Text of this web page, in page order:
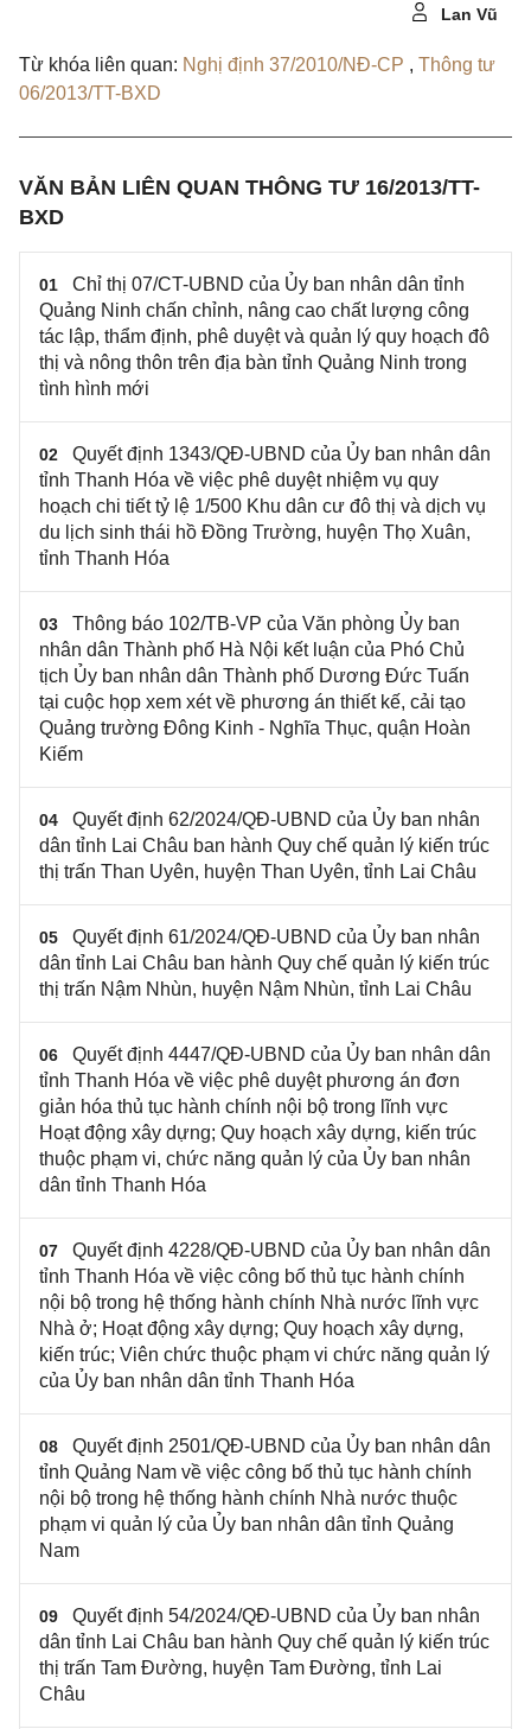
Lan Vũ
Từ khóa liên quan: Nghị định 37/2010/NĐ-CP , Thông tư
06/2013/TT-BXD
VĂN BẢN LIÊN QUAN THÔNG TƯ 16/2013/TT-
BXD
01
Chỉ thị 07/CT-UBND của Ủy ban nhân dân tỉnh
Quảng Ninh chấn chỉnh, nâng cao chất lượng công
tác lập, thẩm định, phê duyệt và quản lý quy hoạch đô
thị và nông thôn trên địa bàn tỉnh Quảng Ninh trong
tình hình mới
02
Quyết định 1343/QĐ-UBND của Ủy ban nhân dân
tỉnh Thanh Hóa về việc phê duyệt nhiệm vụ quy
hoạch chi tiết tỷ lệ 1/500 Khu dân cư đô thị và dịch vụ
du lịch sinh thái hồ Đồng Trường, huyện Thọ Xuân,
tỉnh Thanh Hóa
03
Thông báo 102/TB-VP của Văn phòng Ủy ban
nhân dân Thành phố Hà Nội kết luận của Phó Chủ
tịch Ủy ban nhân dân Thành phố Dương Đức Tuấn
tại cuộc họp xem xét về phương án thiết kế, cải tạo
Quảng trường Đông Kinh - Nghĩa Thục, quận Hoàn
Kiếm
04
Quyết định 62/2024/QĐ-UBND của Ủy ban nhân
dân tỉnh Lai Châu ban hành Quy chế quản lý kiến trúc
thị trấn Than Uyên, huyện Than Uyên, tỉnh Lai Châu
05
Quyết định 61/2024/QĐ-UBND của Ủy ban nhân
dân tỉnh Lai Châu ban hành Quy chế quản lý kiến trúc
thị trấn Nậm Nhùn, huyện Nậm Nhùn, tỉnh Lai Châu
06
Quyết định 4447/QĐ-UBND của Ủy ban nhân dân
tỉnh Thanh Hóa về việc phê duyệt phương án đơn
giản hóa thủ tục hành chính nội bộ trong lĩnh vực
Hoạt động xây dựng; Quy hoạch xây dựng, kiến trúc
thuộc phạm vi, chức năng quản lý của Ủy ban nhân
dân tỉnh Thanh Hóa
07
Quyết định 4228/QĐ-UBND của Ủy ban nhân dân
tỉnh Thanh Hóa về việc công bố thủ tục hành chính
nội bộ trong hệ thống hành chính Nhà nước lĩnh vực
Nhà ở; Hoạt động xây dựng; Quy hoạch xây dựng,
kiến trúc; Viên chức thuộc phạm vi chức năng quản lý
của Ủy ban nhân dân tỉnh Thanh Hóa
08
Quyết định 2501/QĐ-UBND của Ủy ban nhân dân
tỉnh Quảng Nam về việc công bố thủ tục hành chính
nội bộ trong hệ thống hành chính Nhà nước thuộc
phạm vi quản lý của Ủy ban nhân dân tỉnh Quảng
Nam
09
Quyết định 54/2024/QĐ-UBND của Ủy ban nhân
dân tỉnh Lai Châu ban hành Quy chế quản lý kiến trúc
thị trấn Tam Đường, huyện Tam Đường, tỉnh Lai
Châu